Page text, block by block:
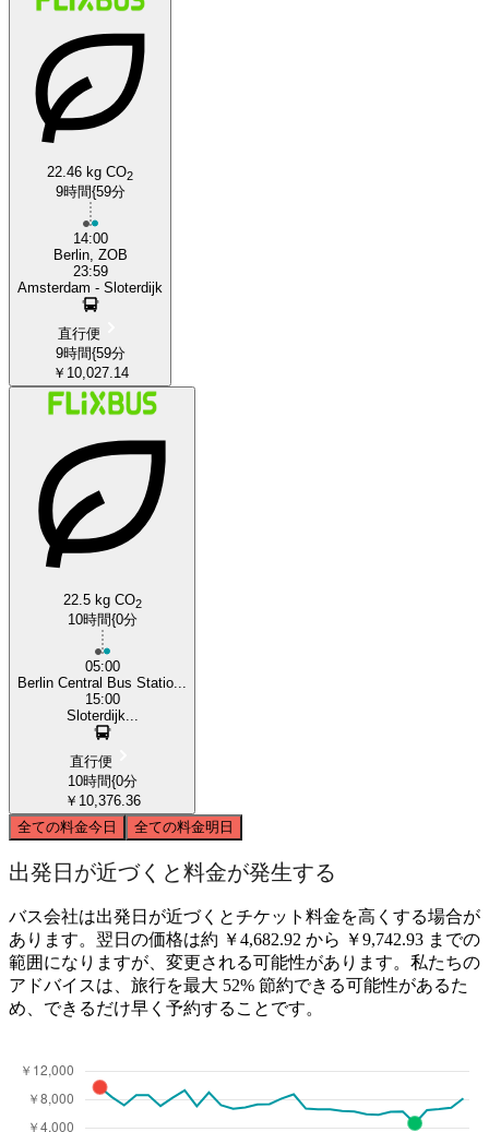
22.46 kg CO2
9時間{59分
14:00
Berlin, ZOB
23:59
Amsterdam - Sloterdijk
直行便
9時間{59分
￥10,027.14
22.5 kg CO2
10時間{0分
05:00
Berlin Central Bus Statio...
15:00
Sloterdijk...
直行便
10時間{0分
￥10,376.36
全ての料金今日 全ての料金明日
出発日が近づくと料金が発生する
バス会社は出発日が近づくとチケット料金を高くする場合が
あります。翌日の価格は約 ￥4,682.92 から ￥9,742.93 までの
範囲になりますが、変更される可能性があります。私たちの
アドバイスは、旅行を最大 52% 節約できる可能性があるた
め、できるだけ早く予約することです。